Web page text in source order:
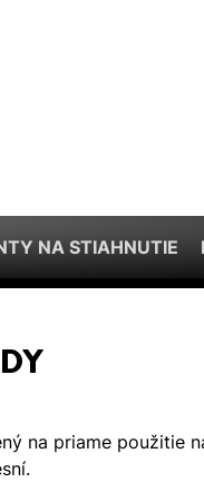
NA STIAHNUTIE
na priame použitie